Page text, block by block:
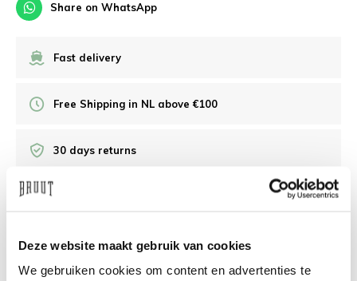
Deze website maakt gebruik van cookies
We gebruiken cookies om content en advertenties te
Share on WhatsApp
Fast delivery
Free Shipping in NL above €100
30 days returns
Need help? We're glad to help